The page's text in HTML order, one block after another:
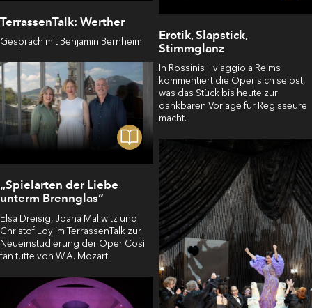
Erotik, Slapstick,
Stimmglanz
In Rossinis Il viaggio a Reims
kommentiert die Oper sich selbst,
was das Stück bis heute zur
dankbaren Vorlage für Regisseure
macht.
TerrassenTalk: Werther
Gespräch mit Benjamin Bernheim
„Spielarten der Liebe
unterm Brennglas“
Elsa Dreisig, Joana Mallwitz und
Christof Loy im TerrassenTalk zur
Neueinstudierung der Oper Così
fan tutte von W.A. Mozart